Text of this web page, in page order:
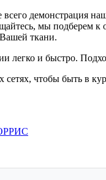
всего демонстрация
мы подберем к
ткани.
легко и быстро.
чтобы быть в